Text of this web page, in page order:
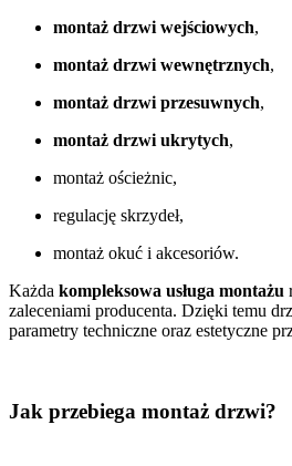
montaż drzwi wejściowych,
montaż drzwi wewnętrznych,
montaż drzwi przesuwnych,
montaż drzwi ukrytych,
montaż ościeżnic,
regulację skrzydeł,
montaż okuć i akcesoriów.
Każda kompleksowa usługa montażu
zaleceniami producenta. Dzięki temu
parametry techniczne oraz estetyczne
Jak przebiega montaż drzwi?